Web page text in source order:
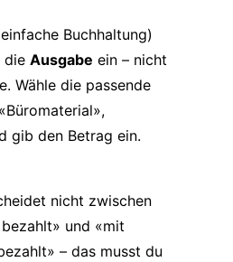
Buchhaltung)
die Ausgabe ein – nicht
Wähle die passende
gib den Betrag ein.
nicht zwischen
und «mit
– das musst du